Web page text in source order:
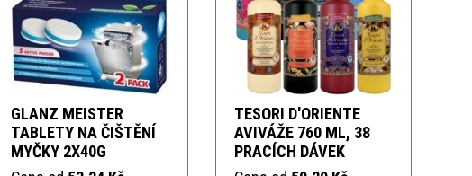
GLANZ MEISTER
TABLETY NA ČIŠTĚNÍ
MYČKY 2X40G
TESORI D'ORIENTE
AVIVÁŽE 760 ML, 38
PRACÍCH DÁVEK